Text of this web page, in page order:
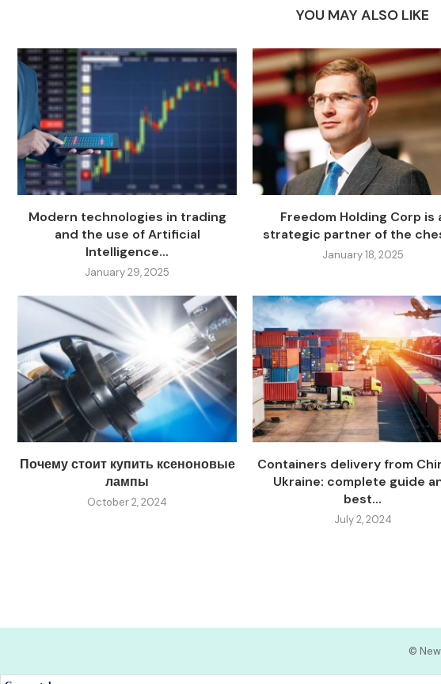
YOU MAY ALSO LIKE
Modern technologies in trading
and the use of Artificial
Intelligence...
January 29, 2025
Freedom Holding Corp is
strategic partner of the
January 18, 2025
Почему стоит купить ксеноновые
лампы
October 2, 2024
Containers delivery from
Ukraine: complete guide
best...
July 2, 2024
©